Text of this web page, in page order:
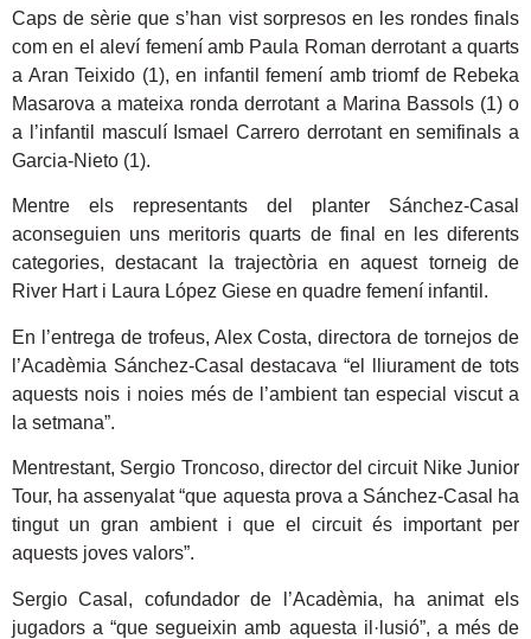
Caps de sèrie que s’han vist sorpresos en les rondes finals
com en el aleví femení amb Paula Roman derrotant a quarts
a Aran Teixido (1), en infantil femení amb triomf de Rebeka
Masarova a mateixa ronda derrotant a Marina Bassols (1) o
a l’infantil masculí Ismael Carrero derrotant en semifinals a
Garcia-Nieto (1).
Mentre els representants del planter Sánchez-Casal
aconseguien uns meritoris quarts de final en les diferents
categories, destacant la trajectòria en aquest torneig de
River Hart i Laura López Giese en quadre femení infantil.
En l’entrega de trofeus, Alex Costa, directora de tornejos de
l’Acadèmia Sánchez-Casal destacava “el lliurament de tots
aquests nois i noies més de l’ambient tan especial viscut a
la setmana”.
Mentrestant, Sergio Troncoso, director del circuit Nike Junior
Tour, ha assenyalat “que aquesta prova a Sánchez-Casal ha
tingut un gran ambient i que el circuit és important per
aquests joves valors”.
Sergio Casal, cofundador de l’Acadèmia, ha animat els
jugadors a “que segueixin amb aquesta il·lusió”, a més de